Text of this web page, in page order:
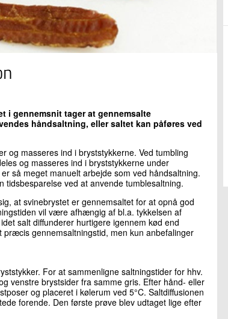
i gennemsnit tager at gennemsalte
håndsaltning, eller saltet kan påføres ved
og masseres ind i bryststykkerne. Ved tumbling
og masseres ind i bryststykkerne under
så meget manuelt arbejde som ved håndsaltning.
ved at anvende tumblesaltning.
at svinebrystet er gennemsaltet for at opnå god
vil være afhængig af bl.a. tykkelsen af
salt diffunderer hurtigere igennem kød end
gennemsaltningstid, men kun anbefalinger
For at sammenligne saltningstider for hhv.
venstre brystsider fra samme gris. Efter hånd- eller
og placeret i kølerum ved 5°C. Saltdiffusionen
forende. Den første prøve blev udtaget lige efter